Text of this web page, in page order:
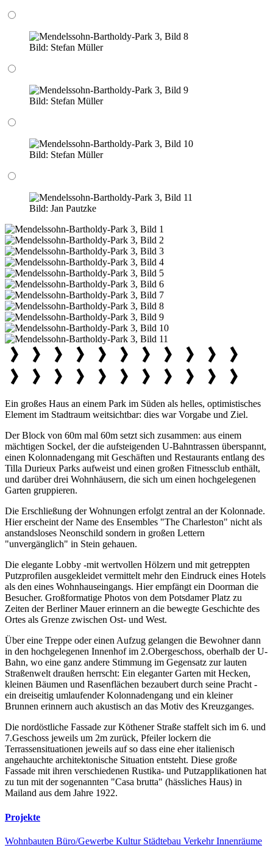
Bild: Stefan Müller
Bild: Stefan Müller
Bild: Stefan Müller
Bild: Jan Pautzke
Ein großes Haus an einem Park im Süden als helles, optimistisches
Element im Stadtraum weitsichtbar: dies war Vorgabe und Ziel.
Der Block von 60m mal 60m setzt sich zusammen: aus einem
mächtigen Sockel, der die aufsteigenden U-Bahntrassen überspannt,
einen Kolonnadengang mit Geschäften und Restaurants entlang des
Tilla Durieux Parks aufweist und einen großen Fitnessclub enthält,
und darüber drei Wohnhäusern, die sich um einen hochgelegenen
Garten gruppieren.
Die Erschließung der Wohnungen erfolgt zentral an der Kolonnade.
Hier erscheint der Name des Ensembles "The Charleston" nicht als
anstandsloses Neonschild sondern in großen Lettern
"unvergänglich" in Stein gehauen.
Die elegante Lobby -mit wertvollen Hölzern und mit getreppten
Putzprofilen ausgekleidet vermittelt mehr den Eindruck eines Hotels
als den eines Wohnhauseingangs. Hier empfängt ein Doorman die
Besucher. Großformatige Photos von dem Potsdamer Platz zu
Zeiten der Berliner Mauer erinnern an die bewegte Geschichte des
Ortes als Grenze zwischen Ost- und West.
Über eine Treppe oder einen Aufzug gelangen die Bewohner dann
in den hochgelegenen Innenhof im 2.Obergeschoss, oberhalb der U-
Bahn, wo eine ganz andere Stimmung im Gegensatz zur lauten
Straßenwelt draußen herrscht: Ein eleganter Garten mit Hecken,
kleinen Bäumen und Rasenflächen bezaubert durch seine Pracht -
ein dreiseitig umlaufender Kolonnadengang und ein kleiner
Brunnen erinnern auch akustisch an das Motiv des Kreuzganges.
Die nordöstliche Fassade zur Köthener Straße staffelt sich im 6. und
7.Geschoss jeweils um 2m zurück, Pfeiler lockern die
Terrassensituationen jeweils auf so dass eine eher italienisch
angehauchte architektonische Situation entsteht. Diese große
Fassade mit ihren verschiedenen Rustika- und Putzapplikationen hat
zu tun mit der sogenannten "Casa brutta" (hässliches Haus) in
Mailand aus dem Jahre 1922.
Projekte
Wohnbauten Büro/Gewerbe Kultur Städtebau VerkehrInnenräume